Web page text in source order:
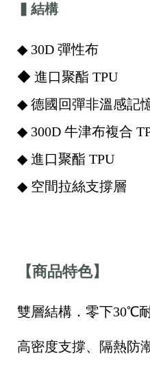
▍結構
◆ 30D 彈性布
◆ 進口聚酯 TPU
◆ 德國回彈非溫感記
◆ 300D 牛津布複合
◆ 進口聚酯 TPU
◆ 空間拉絲支撐層
【商品特色】
雙層結構．零下30℃
高密度支撐、隔熱防